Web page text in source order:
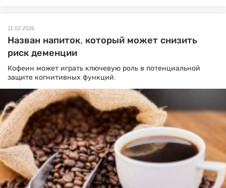
11.02.2026
Назван напиток, который может снизить
риск деменции
Кофеин может играть ключевую роль в потенциальной
защите когнитивных функций.